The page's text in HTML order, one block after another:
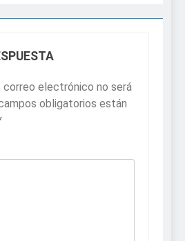
correo electrónico no será
obligatorios están